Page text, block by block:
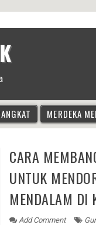
MERDEKA
CARA
UNTUK
MENDALAM DI
Add Comment